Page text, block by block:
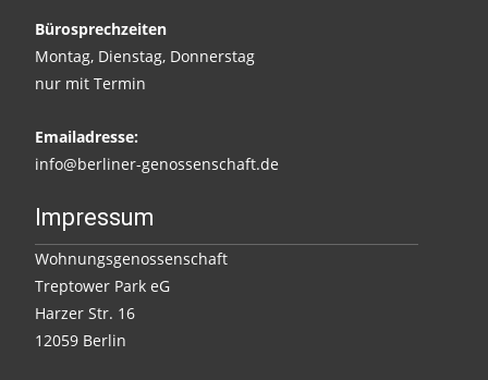
Bürosprechzeiten
Montag, Dienstag, Donnerstag
nur mit Termin
Emailadresse:
info@berliner-genossenschaft.de
Impressum
Wohnungsgenossenschaft
Treptower Park eG
Harzer Str. 16
12059 Berlin